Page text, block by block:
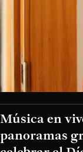
Música en
panoramas